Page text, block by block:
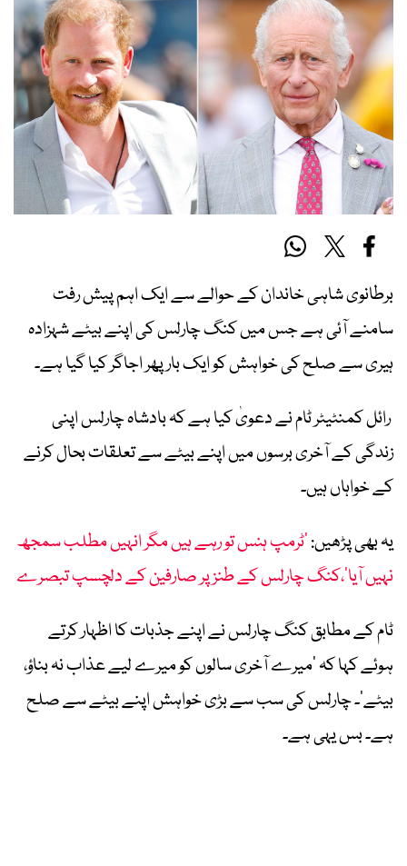
برطانوی شاہی خاندان کے حوالے سے ایک اہم پیش رفت
سامنے آئی ہے جس میں کنگ چارلس کی اپنے بیٹے شہزادہ
ہیری سے صلح کی خواہش کو ایک بار پھر اجاگر کیا گیا ہے۔
رائل کمنٹیٹر ٹام نے دعویٰ کیا ہے کہ بادشاہ چارلس اپنی
زندگی کے آخری برسوں میں اپنے بیٹے سے تعلقات بحال کرنے
کے خواہاں ہیں۔
یہ بھی پڑھیں:’ٹرمپ ہنس تو رہے ہیں مگر انہیں مطلب سمجھ
نہیں آیا‘،کنگ چارلس کے طنز پر صارفین کے دلچسپ تبصرے
ٹام کے مطابق کنگ چارلس نے اپنے جذبات کا اظہار کرتے
ہوئے کہا کہ ’میرے آخری سالوں کو میرے لیے عذاب نہ بناؤ،
بیٹے‘۔ چارلس کی سب سے بڑی خواہش اپنے بیٹے سے صلح
ہے۔ بس یہی ہے۔